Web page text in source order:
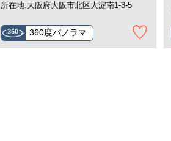
所在地:大阪府大阪市北区大淀南1-3-5
360度パノラマ